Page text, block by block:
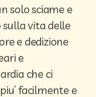
solo sciame e
vita delle
e dedizione
e
che ci
facilmente e